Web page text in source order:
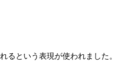
るという表現が使われました。